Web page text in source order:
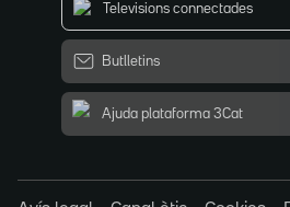
Televisions connectades
Butlletins
Ajuda plataforma 3Cat